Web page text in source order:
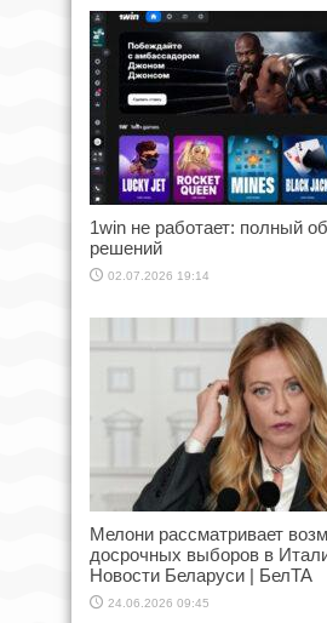
1win не работает: полный
решений
02.07.2026 19:14
Мелони рассматривает
досрочных выборов в
Новости Беларуси | БелТА
24.06.2026 09:45